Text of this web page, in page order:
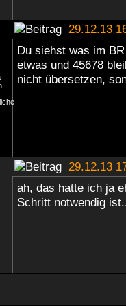
29.12.13
Du siehst was im
etwas und 45678
nicht übersetzen,
29.12.13
ah, das hatte ich ja
Schritt notwendig